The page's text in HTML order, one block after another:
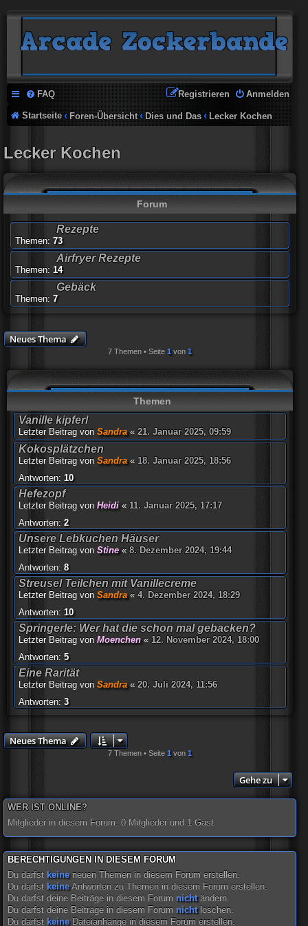
FAQ Anmelden
Registrieren
Startseite Foren-Übersicht Dies und Das Lecker Kochen
Lecker Kochen
Forum
Rezepte
Themen: 73
Airfryer Rezepte
Themen: 14
Gebäck
Themen: 7
Neues Thema
7 Themen • Seite 1von 1
Themen
Vanille kipferl
Letzter Beitrag von Sandra«21. Januar 2025, 09:59
Kokosplätzchen
Letzter Beitrag von Sandra« 18. Januar 2025, 18:56
Antworten: 10
Hefezopf
Letzter Beitrag von Heidi « 11. Januar 2025, 17:17
Antworten: 2
Unsere Lebkuchen Häuser
Letzter Beitrag von Stine«8. Dezember 2024, 19:44
Antworten: 8
Streusel Teilchen mit Vanillecreme
Letzter Beitrag von Sandra«4. Dezember 2024, 18:29
Antworten: 10
Springerle: Wer hat die schon mal gebacken?
Letzter Beitrag von Moenchen« 12. November 2024, 18:00
Antworten: 5
Eine Rarität
Letzter Beitrag von Sandra«20. Juli 2024, 11:56
Antworten: 3
Neues Thema
7 Themen • Seite 1von 1
Gehe zu
WER IST ONLINE?
Mitglieder in diesem Forum: 0 Mitglieder und 1 Gast
BERECHTIGUNGEN IN DIESEM FORUM
Du darfst keineneuen Themen in diesem Forum erstellen.
Du darfst keineAntworten zu Themen in diesem Forum erstellen.
Du darfst deine Beiträge in diesem Forum nichtändern.
Du darfst deine Beiträge in diesem Forum nichtlöschen.
Du darfst keineDateianhänge in diesem Forum erstellen.